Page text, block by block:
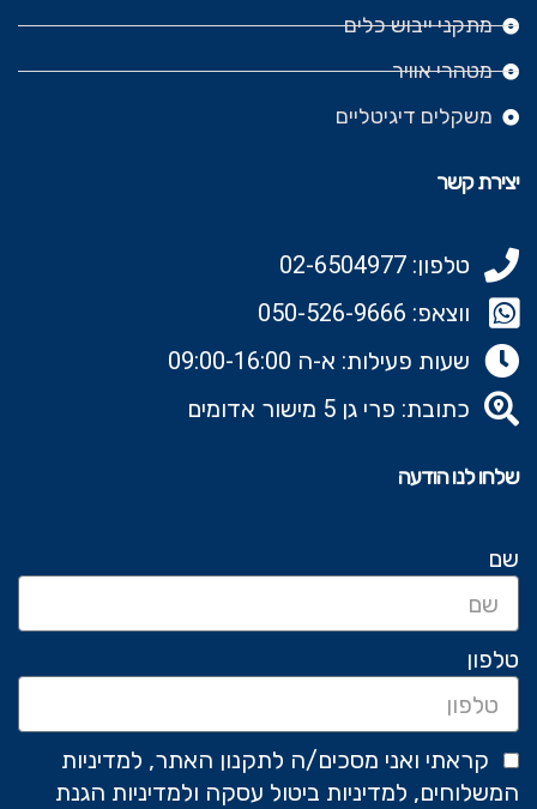
מתקני ייבוש כלים
מטהרי אוויר
משקלים דיגיטליים
יצירת קשר
טלפון: 02-6504977
ווצאפ: 050-526-9666‬
שעות פעילות: א-ה 09:00-16:00
כתובת: פרי גן 5 מישור אדומים
שלחו לנו הודעה
שם
טלפון
קראתי ואני מסכים/ה לתקנון האתר, למדיניות
המשלוחים, למדיניות ביטול עסקה ולמדיניות הגנת